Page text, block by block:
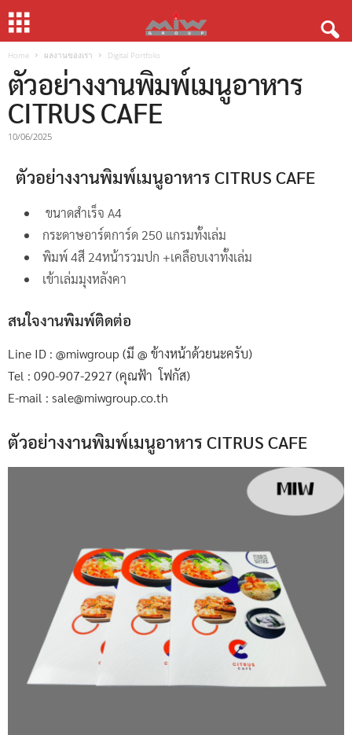
Home ผลงานของเรา Digital Portfolio
ตัวอย่างงานพิมพ์เมนูอาหาร
CITRUS CAFE
10/06/2025
ตัวอย่างงานพิมพ์เมนูอาหาร CITRUS CAFE
ขนาดสำเร็จ A4
กระดาษอาร์ตการ์ด 250 แกรมทั้งเล่ม
พิมพ์ 4สี 24หน้ารวมปก +เคลือบเงาทั้งเล่ม
เข้าเล่มมุงหลังคา
สนใจงานพิมพ์ติดต่อ
Line ID : @miwgroup (มี @ ข้างหน้าด้วยนะครับ)
Tel : 090-907-2927 (คุณฟ้า โฟกัส)
E-mail : sale@miwgroup.co.th
ตัวอย่างงานพิมพ์เมนูอาหาร CITRUS CAFE